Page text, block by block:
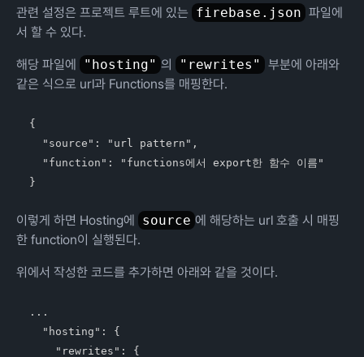
관련 설정은 프로젝트 루트에 있는 firebase.json 파일에
서 할 수 있다.
해당 파일에 "hosting" 의 "rewrites"
부분에 아래와
같은 식으로 url과 Functions를 매핑한다.
{
  "source": "url pattern",
  "function": "functions에서 export한 함수 이름"
이렇게 하면 Hosting에 source 에 해당하는 url 호출 시 매핑
한 function이 실행된다.
위에서 작성한 코드를 추가하면 아래와 같을 것이다.
...
  "hosting": {
    "rewrites": {